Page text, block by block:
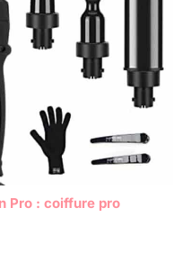
Pro : coiffure pro